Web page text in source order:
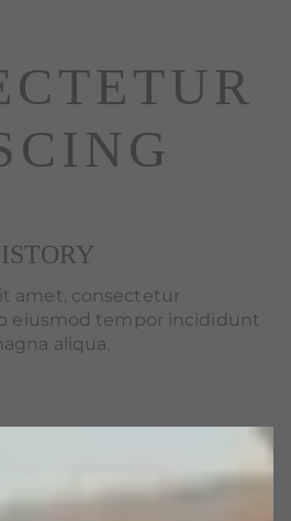
amet, consectetur
eiusmod tempor incididunt
aliqua.